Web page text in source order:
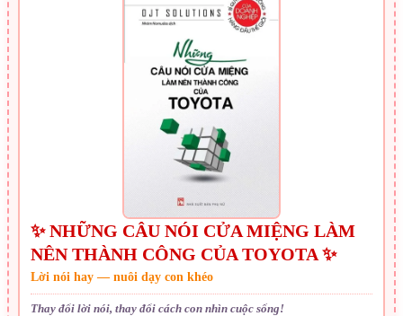
✨ NHỮNG CÂU NÓI CỬA MIỆNG LÀM
NÊN THÀNH CÔNG CỦA TOYOTA ✨
Lời nói hay — nuôi dạy con khéo
Thay đổi lời nói, thay đổi cách con nhìn cuộc sống!